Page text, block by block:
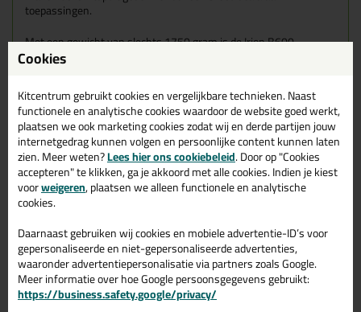
toepassingen.
Met een gewicht van slechts 1750 gram is de Irion B600
makkelijk te hanteren, zelfs tijdens langdurige klussen. De zwarte
kleur voegt een stijlvolle en professionele uitstraling toe aan dit
Kortom, de Irion B600 pneumatische kitspuit biedt de perfecte
combinatie van duurzaamheid, precisie en gebruiksgemak,
waardoor dit het ideale gereedschap is voor iedereen die hoge
eisen stelt aan zijn of haar kitwerk.
Wanneer gebruik je de Irion B600?
De Irion B600 is geschikt voor alle standaard worsten tot 600ml.
én vaak moet kitten.
Kenmerken
Geanodiseerde aluminium worstenhouder
Geoptimaliseerde zwaartepunt
Cookies
Kitcentrum gebruikt cookies en vergelijkbare technieken. Naast
functionele en analytische cookies waardoor de website goed werkt,
plaatsen we ook marketing cookies zodat wij en derde partijen jouw
internetgedrag kunnen volgen en persoonlijke content kunnen laten
zien. Meer weten?Lees hier ons cookiebeleid. Door op "Cookies
accepteren" te klikken, ga je akkoord met alle cookies. Indien je kiest
voorweigeren, plaatsen we alleen functionele en analytische
cookies.
Daarnaast gebruiken wij cookies en mobiele advertentie-ID’s voor
gepersonaliseerde en niet-gepersonaliseerde advertenties,
waaronder advertentiepersonalisatie via partners zoals Google.
Meer informatie over hoe Google persoonsgegevens gebruikt:
https://business.safety.google/privacy/